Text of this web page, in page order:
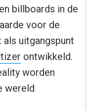
billboards in de
voor de
uitgangspunt
ontwikkeld.
worden
wereld